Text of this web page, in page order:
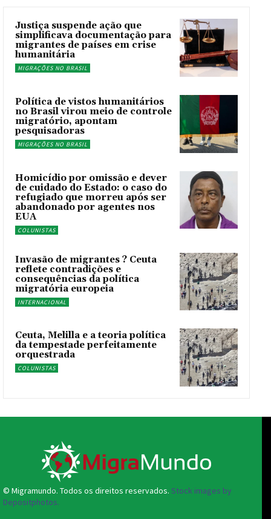
Justiça suspende ação que
simplificava documentação para
migrantes de países em crise
humanitária
MIGRAÇÕES NO BRASIL
Política de vistos humanitários
no Brasil virou meio de controle
migratório, apontam
pesquisadoras
MIGRAÇÕES NO BRASIL
Homicídio por omissão e dever
de cuidado do Estado: o caso do
refugiado que morreu após ser
abandonado por agentes nos
EUA
COLUNISTAS
Invasão de migrantes ? Ceuta
reflete contradições e
consequências da política
migratória europeia
INTERNACIONAL
Ceuta, Melilla e a teoria política
da tempestade perfeitamente
orquestrada
COLUNISTAS
© Migramundo. Todos os direitos reservados. Stock images by
Depositphotos.